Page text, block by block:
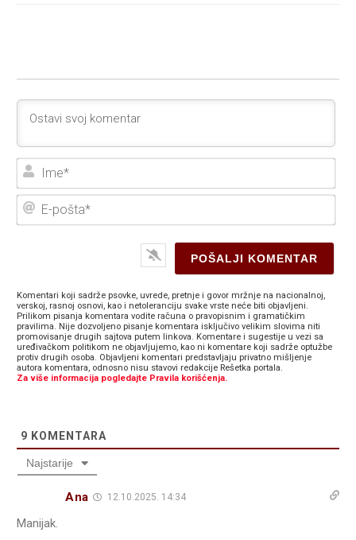
E-
Komentari koji sadrže psovke, uvrede, pretnje i govor mržnje na nacionalnoj,
verskoj, rasnoj osnovi, kao i netoleranciju svake vrste neće biti objavljeni.
Prilikom pisanja komentara vodite računa o pravopisnim i gramatičkim
pravilima. Nije dozvoljeno pisanje komentara isključivo velikim slovima niti
promovisanje drugih sajtova putem linkova. Komentare i sugestije u vezi sa
uređivačkom politikom ne objavljujemo, kao ni komentare koji sadrže optužbe
protiv drugih osoba. Objavljeni komentari predstavljaju privatno mišljenje
autora komentara, odnosno nisu stavovi redakcije Rešetka portala.
Za više informacija pogledajte Pravila korišćenja.
9 KOMENTARA
Najstarije
Ana 12.10.2025. 14:34
Manijak.